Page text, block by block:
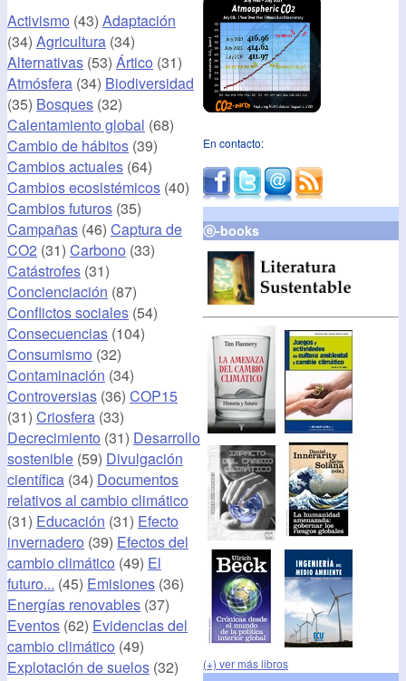
Activismo (43) Adaptación
(34) Agricultura (34)
Alternativas (53) Ártico (31)
Atmósfera (34) Biodiversidad
(35) Bosques (32)
Calentamiento global (68)
Cambio de hábitos (39)
Cambios actuales (64)
Cambios ecosistémicos (40)
Cambios futuros (35)
Campañas (46) Captura de
CO2 (31) Carbono (33)
Catástrofes (31)
Concienciación (87)
Conflictos sociales (54)
Consecuencias (104)
Consumismo (32)
Contaminación (34)
Controversias (36) COP15
(31) Criosfera (33)
Decrecimiento (31) Desarrollo
sostenible (59) Divulgación
científica (34) Documentos
relativos al cambio climático
(31) Educación (31) Efecto
invernadero (39) Efectos del
cambio climático (49) El
futuro... (45) Emisiones (36)
Energías renovables (37)
Eventos (62) Evidencias del
cambio climático (49)
Explotación de suelos (32)
En contacto:
ⓔ-books
(+) ver más libros